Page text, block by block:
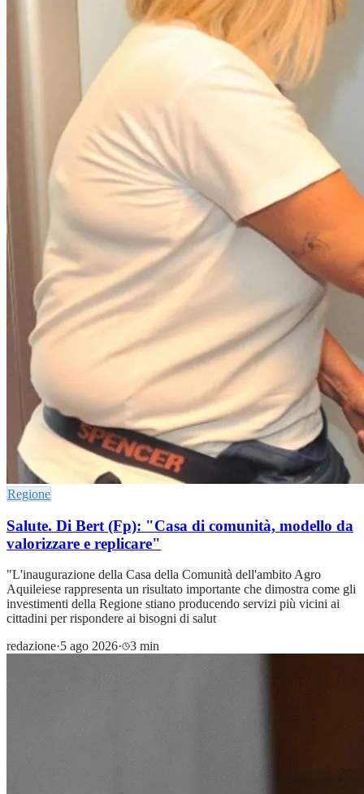
Regione
Salute. Di Bert (Fp): "Casa di comunità, modello da
valorizzare e replicare"
"L'inaugurazione della Casa della Comunità dell'ambito Agro
Aquileiese rappresenta un risultato importante che dimostra come gli
investimenti della Regione stiano producendo servizi più vicini ai
cittadini per rispondere ai bisogni di salut
redazione·5 ago 2026· 3 min